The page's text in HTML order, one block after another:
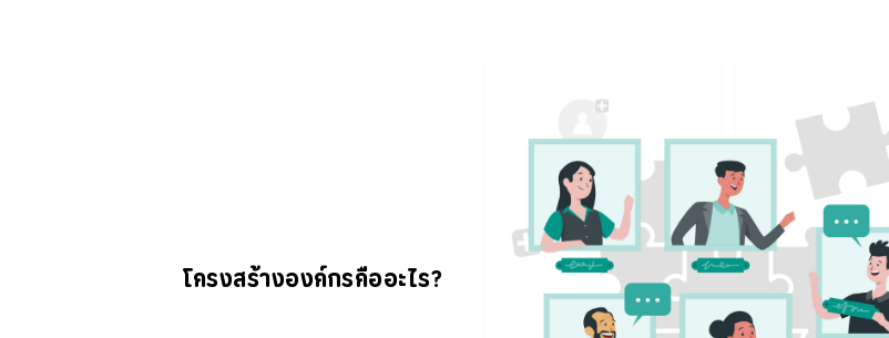
โครงสร้างองค์กรคืออะไร?